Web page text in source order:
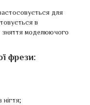
для
в
зняття моделюючого
фрези:
нігтя;